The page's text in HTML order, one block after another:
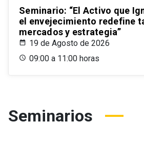
Seminario: “El Activo que
el envejecimiento redefine
mercados y estrategia”
19 de Agosto de 2026
09:00 a 11:00 horas
Seminarios